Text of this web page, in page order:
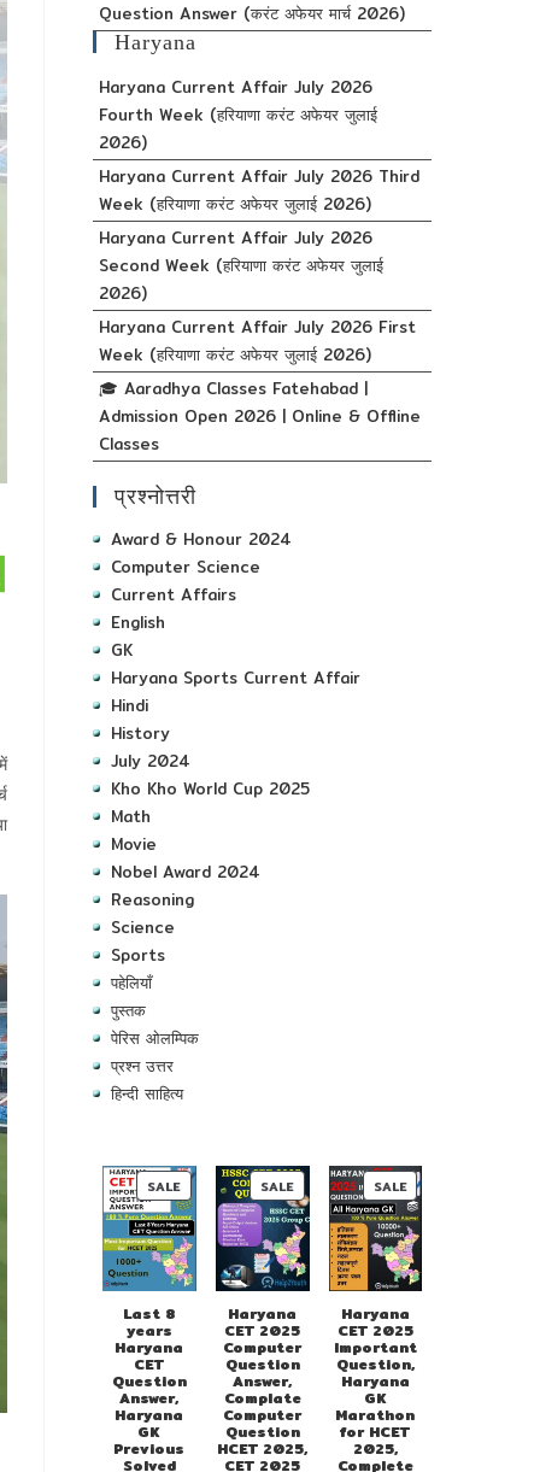
Question Answer (करंट अफेयर मार्च 2026)
Haryana
Haryana Current Affair July 2026
Fourth Week (हरियाणा करंट अफेयर जुलाई
2026)
Haryana Current Affair July 2026 Third
Week (हरियाणा करंट अफेयर जुलाई 2026)
Haryana Current Affair July 2026
Second Week (हरियाणा करंट अफेयर जुलाई
2026)
Haryana Current Affair July 2026 First
Week (हरियाणा करंट अफेयर जुलाई 2026)
🎓 Aaradhya Classes Fatehabad |
Admission Open 2026 | Online & Offline
Classes
प्रश्नोत्तरी
Award & Honour 2024
Computer Science
Current Affairs
English
GK
Haryana Sports Current Affair
Hindi
History
July 2024
Kho Kho World Cup 2025
Math
Movie
Nobel Award 2024
Reasoning
Science
Sports
पहेलियाँ
पुस्तक
पेरिस ओलम्पिक
प्रश्न उत्तर
हिन्दी साहित्य
SALEPRODUCT
ON
SALE
Last 8
years
Haryana
CET
Question
Answer,
Haryana
GK
Previous
Solved
SALEPRODUCT
ON
SALE
Haryana
CET 2025
Computer
Question
Answer,
Complate
Computer
Question
HCET 2025,
CET 2025
SALEPRODUCT
ON
SALE
Haryana
CET 2025
Important
Question,
Haryana
GK
Marathon
for HCET
2025,
Complete